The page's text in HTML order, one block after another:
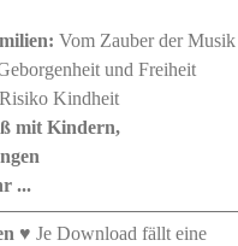
Vom Zauber der Musik
und Freiheit
Risiko Kindheit
mit Kindern,
...
♥ Je Download fällt eine